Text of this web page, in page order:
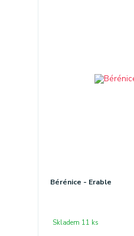
Bérénice - Erable
Skladem 11 ks